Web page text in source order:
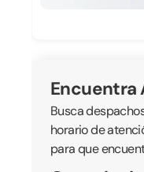
Busca
horario de
para que